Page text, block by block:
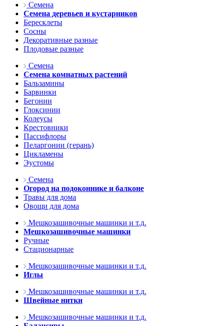
Семена
Семена деревьев и кустарников
Бересклеты
Сосны
Декоративные разные
Плодовые разные
Семена
Семена комнатных растений
Бальзамины
Барвинки
Бегонии
Глоксинии
Колеусы
Крестовники
Пассифлоры
Пеларгонии (герань)
Цикламены
Эустомы
Семена
Огород на подоконнике и балконе
Травы для дома
Овощи для дома
Мешкозашивочные машинки и т.д.
Мешкозашивочные машинки
Ручные
Стационарные
Мешкозашивочные машинки и т.д.
Иглы
Мешкозашивочные машинки и т.д.
Швейные нитки
Мешкозашивочные машинки и т.д.